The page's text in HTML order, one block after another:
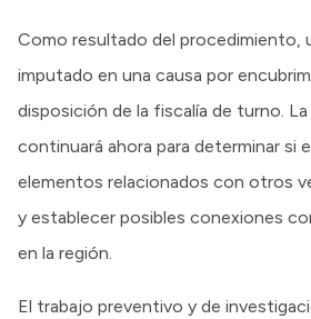
Como resultado del procedimiento,
imputado en una causa por
disposición de la fiscalía de turno.
continuará ahora para determinar si
elementos relacionados con otros
y establecer posibles conexiones
en la región.
El trabajo preventivo y de